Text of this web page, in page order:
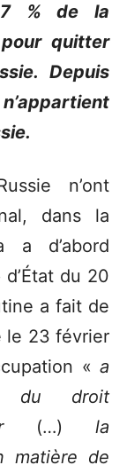
% de la
quitter
Depuis
n’ont
dans la
a d’abord
du 20
a fait de
le 23 février
« a
du droit
(…) la
matière de